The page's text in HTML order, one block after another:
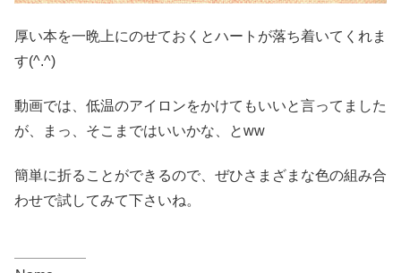
厚い本を一晩上にのせておくとハートが落ち着いてくれま
す(^.^)
動画では、低温のアイロンをかけてもいいと言ってました
が、まっ、そこまではいいかな、とww
簡単に折ることができるので、ぜひさまざまな色の組み合
わせで試してみて下さいね。